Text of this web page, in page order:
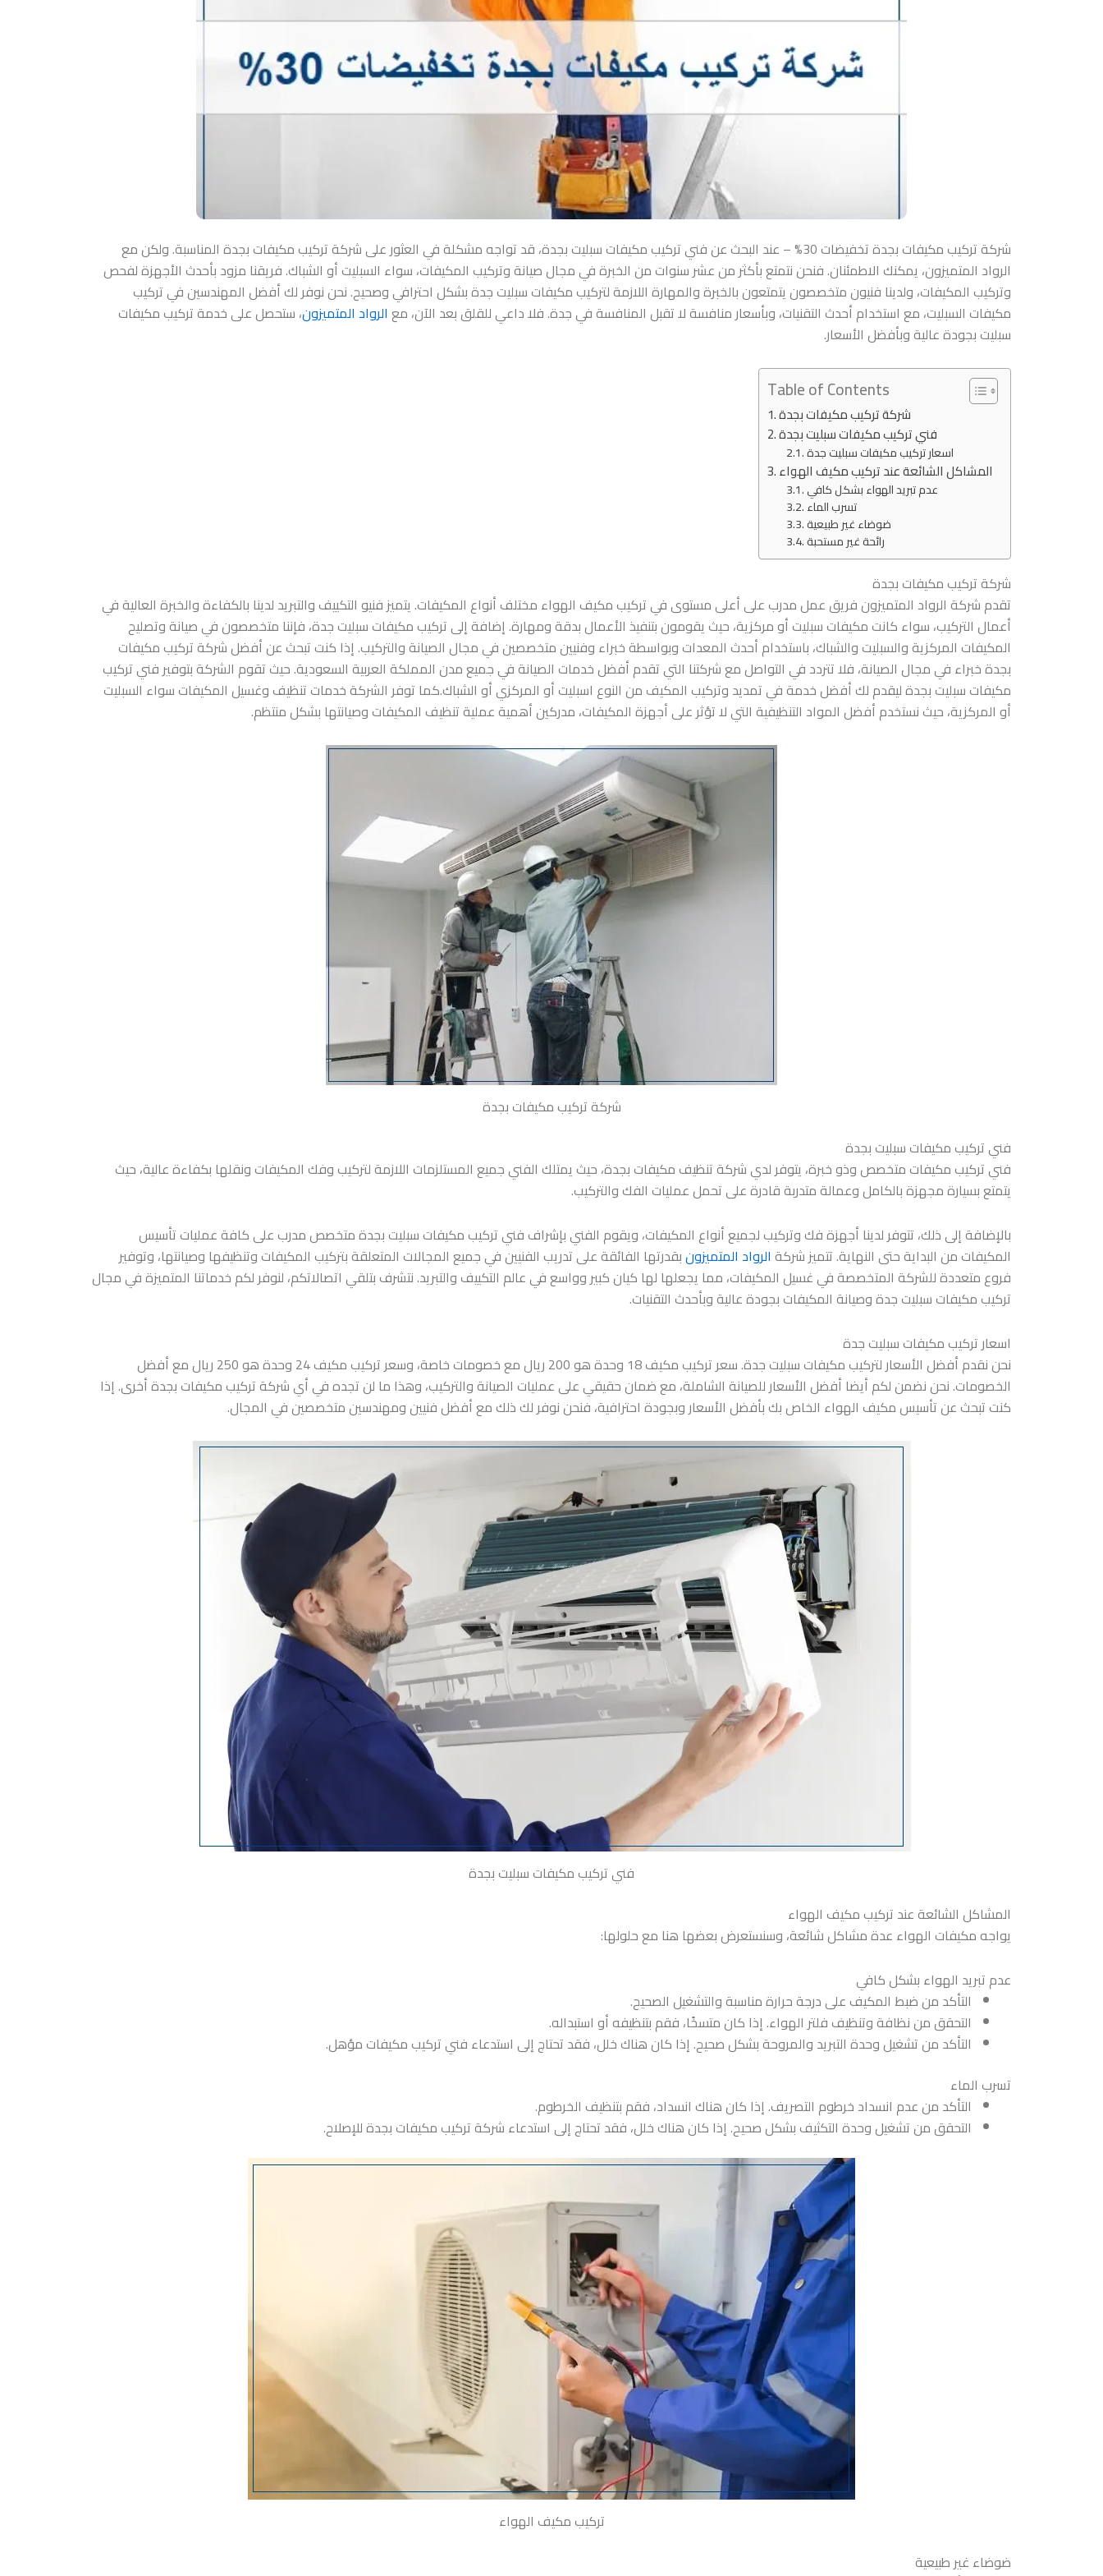
شركة تركيب مكيفات بجدة تخفيضات 30% – عند البحث عن فني تركيب مكيفات سبليت بجدة، قد تواجه مشكلة في العثور على شركة تركيب مكيفات بجدة المناسبة. ولكن مع
الرواد المتميزون، يمكنك الاطمئنان. فنحن نتمتع بأكثر من عشر سنوات من الخبرة في مجال صيانة وتركيب المكيفات، سواء السبليت أو الشباك. فريقنا مزود بأحدث الأجهزة لفحص
وتركيب المكيفات، ولدينا فنيون متخصصون يتمتعون بالخبرة والمهارة اللازمة لتركيب مكيفات سبليت جدة بشكل احترافي وصحيح. نحن نوفر لك أفضل المهندسين في تركيب
مكيفات السبليت، مع استخدام أحدث التقنيات، وبأسعار منافسة لا تقبل المنافسة في جدة. فلا داعي للقلق بعد الآن، مع الرواد المتميزون، ستحصل على خدمة تركيب مكيفات
سبليت بجودة عالية وبأفضل الأسعار.
Table of Contents
شركة تركيب مكيفات بجدة
فني تركيب مكيفات سبليت بجدة
اسعار تركيب مكيفات سبليت جدة
المشاكل الشائعة عند تركيب مكيف الهواء
عدم تبريد الهواء بشكل كافي
تسرب الماء
ضوضاء غير طبيعية
رائحة غير مستحبة
شركة تركيب مكيفات بجدة
تقدم شركة الرواد المتميزون فريق عمل مدرب على أعلى مستوى في تركيب مكيف الهواء مختلف أنواع المكيفات. يتميز فنيو التكييف والتبريد لدينا بالكفاءة والخبرة العالية في
أعمال التركيب، سواء كانت مكيفات سبليت أو مركزية، حيث يقومون بتنفيذ الأعمال بدقة ومهارة. إضافة إلى تركيب مكيفات سبليت جدة، فإننا متخصصون في صيانة وتصليح
المكيفات المركزية والسبليت والشباك، باستخدام أحدث المعدات وبواسطة خبراء وفنيين متخصصين في مجال الصيانة والتركيب. إذا كنت تبحث عن أفضل شركة تركيب مكيفات
بجدة خبراء في مجال الصيانة، فلا تتردد في التواصل مع شركتنا التي تقدم أفضل خدمات الصيانة في جميع مدن المملكة العربية السعودية. حيث تقوم الشركة بتوفير فني تركيب
مكيفات سبليت بجدة ليقدم لك أفضل خدمة في تمديد وتركيب المكيف من النوع اسبليت أو المركزي أو الشباك.كما توفر الشركة خدمات تنظيف وغسيل المكيفات سواء السبليت
أو المركزية، حيث نستخدم أفضل المواد التنظيفية التي لا تؤثر على أجهزة المكيفات، مدركين أهمية عملية تنظيف المكيفات وصيانتها بشكل منتظم.
شركة تركيب مكيفات بجدة
فني تركيب مكيفات سبليت بجدة
فني تركيب مكيفات متخصص وذو خبرة، يتوفر لدي شركة تنظيف مكيفات بجدة، حيث يمتلك الفني جميع المستلزمات اللازمة لتركيب وفك المكيفات ونقلها بكفاءة عالية، حيث
يتمتع بسيارة مجهزة بالكامل وعمالة متدربة قادرة على تحمل عمليات الفك والتركيب.
بالإضافة إلى ذلك، تتوفر لدينا أجهزة فك وتركيب لجميع أنواع المكيفات، ويقوم الفني بإشراف فني تركيب مكيفات سبليت بجدة متخصص مدرب على كافة عمليات تأسيس
المكيفات من البداية حتى النهاية. تتميز شركة الرواد المتميزونبقدرتها الفائقة على تدريب الفنيين في جميع المجالات المتعلقة بتركيب المكيفات وتنظيفها وصيانتها، وتوفير
فروع متعددة للشركة المتخصصة في غسيل المكيفات، مما يجعلها لها كيان كبير وواسع في عالم التكييف والتبريد. نتشرف بتلقي اتصالاتكم، لنوفر لكم خدماتنا المتميزة في مجال
تركيب مكيفات سبليت جدة وصيانة المكيفات بجودة عالية وبأحدث التقنيات.
اسعار تركيب مكيفات سبليت جدة
نحن نقدم أفضل الأسعار لتركيب مكيفات سبليت جدة. سعر تركيب مكيف 18 وحدة هو 200 ريال مع خصومات خاصة، وسعر تركيب مكيف 24 وحدة هو 250 ريال مع أفضل
الخصومات. نحن نضمن لكم أيضا أفضل الأسعار للصيانة الشاملة، مع ضمان حقيقي على عمليات الصيانة والتركيب، وهذا ما لن تجده في أي شركة تركيب مكيفات بجدة أخرى. إذا
كنت تبحث عن تأسيس مكيف الهواء الخاص بك بأفضل الأسعار وبجودة احترافية، فنحن نوفر لك ذلك مع أفضل فنيين ومهندسين متخصصين في المجال.
فني تركيب مكيفات سبليت بجدة
المشاكل الشائعة عند تركيب مكيف الهواء
يواجه مكيفات الهواء عدة مشاكل شائعة، وسنستعرض بعضها هنا مع حلولها:
عدم تبريد الهواء بشكل كافي
التأكد من ضبط المكيف على درجة حرارة مناسبة والتشغيل الصحيح.
التحقق من نظافة وتنظيف فلتر الهواء. إذا كان متسخًا، فقم بتنظيفه أو استبداله.
التأكد من تشغيل وحدة التبريد والمروحة بشكل صحيح. إذا كان هناك خلل، فقد تحتاج إلى استدعاء فني تركيب مكيفات مؤهل.
تسرب الماء
التأكد من عدم انسداد خرطوم التصريف. إذا كان هناك انسداد، فقم بتنظيف الخرطوم.
التحقق من تشغيل وحدة التكثيف بشكل صحيح. إذا كان هناك خلل، فقد تحتاج إلى استدعاء شركة تركيب مكيفات بجدة للإصلاح.
تركيب مكيف الهواء
ضوضاء غير طبيعية